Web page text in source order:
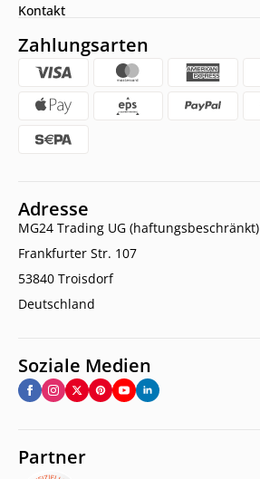
Kontakt
Zahlungsarten
Adresse
MG24 Trading UG (haftungsbeschränkt)
Frankfurter Str. 107
53840 Troisdorf
Deutschland
Soziale Medien
Partner